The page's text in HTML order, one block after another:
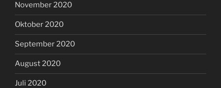
November 2020
Oktober 2020
September 2020
August 2020
Juli 2020